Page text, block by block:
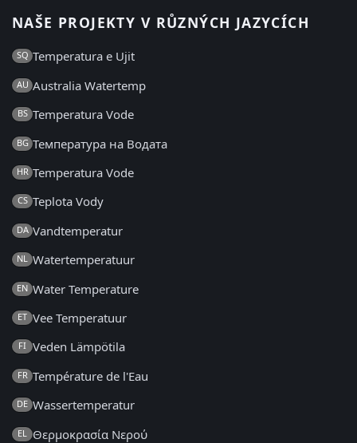
NAŠE PROJEKTY V RŮZNÝCH JAZYCÍCH
SQ Temperatura e Ujit
AU Australia Watertemp
BS Temperatura Vode
BG Температура на Водата
HR Temperatura Vode
CS Teplota Vody
DA Vandtemperatur
NL Watertemperatuur
EN Water Temperature
ET Vee Temperatuur
FI Veden Lämpötila
FR Température de l'Eau
DE Wassertemperatur
EL Θερμοκρασία Νερού